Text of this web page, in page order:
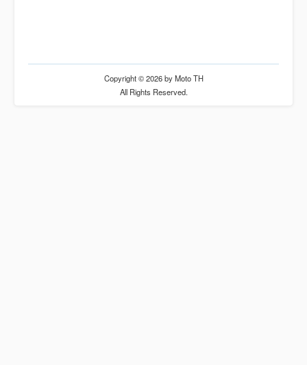
Copyright © 2026 by Moto TH
All Rights Reserved.